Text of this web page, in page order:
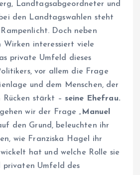
Landtagsabgeordneter und
den Landtagswahlen steht
Doch neben
Wirken interessiert viele
private Umfeld dieses
vor allem die Frage
und dem Menschen, der
stärkt – seine Ehefrau.
wir der Frage „Manuel
den Grund, beleuchten ihr
wie Franziska Hagel ihr
hat und welche Rolle sie
privaten Umfeld des